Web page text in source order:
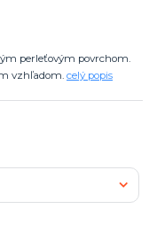
perleťovým povrchom.
vzhľadom. celý popis